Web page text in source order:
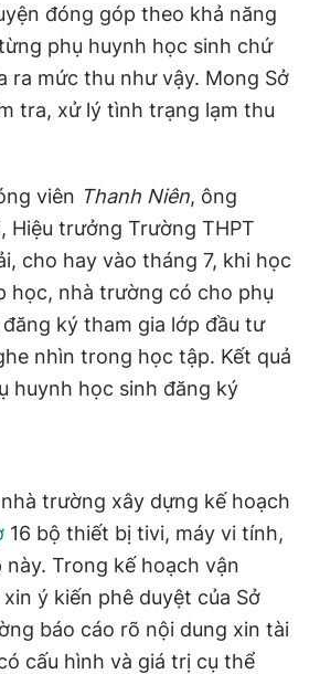
đóng góp theo khả năng
phụ huynh học sinh chứ
ra mức thu như vậy. Mong Sở
tra, xử lý tình trạng lạm thu
viên Thanh Niên, ông
Hiệu trưởng Trường THPT
cho hay vào tháng 7, khi học
học, nhà trường có cho phụ
ký tham gia lớp đầu tư
nhìn trong học tập. Kết quả
huynh học sinh đăng ký
trường xây dựng kế hoạch
16 bộ thiết bị tivi, máy vi tính,
Trong kế hoạch vận
ý kiến phê duyệt của Sở
báo cáo rõ nội dung xin tài
cấu hình và giá trị cụ thể